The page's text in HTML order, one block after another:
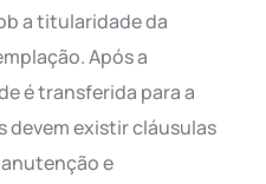
a titularidade da
Após a
é transferida para a
devem existir cláusulas
e